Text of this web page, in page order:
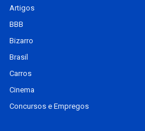
Artigos
BBB
Bizarro
Brasil
Carros
Cinema
Concursos e Empregos